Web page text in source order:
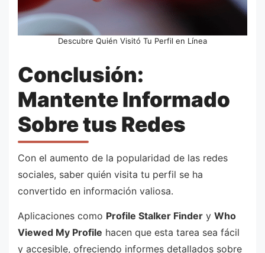
Descubre Quién Visitó Tu Perfil en Línea
Conclusión:
Mantente Informado
Sobre tus Redes
Con el aumento de la popularidad de las redes
sociales, saber quién visita tu perfil se ha
convertido en información valiosa.
Aplicaciones como Profile Stalker Finder y Who
Viewed My Profile hacen que esta tarea sea fácil
y accesible, ofreciendo informes detallados sobre